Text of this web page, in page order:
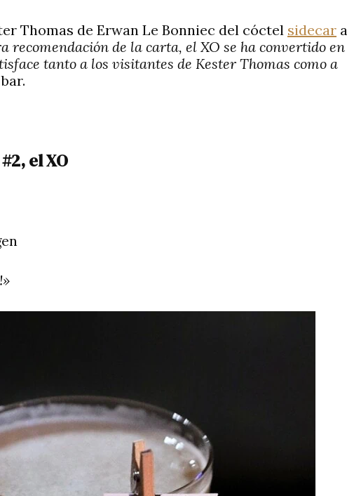
Thomas de Erwan Le Bonniec del cóctel sidecar a
recomendación de la carta, el XO se ha convertido en
tanto a los visitantes de Kester Thomas como a
el XO